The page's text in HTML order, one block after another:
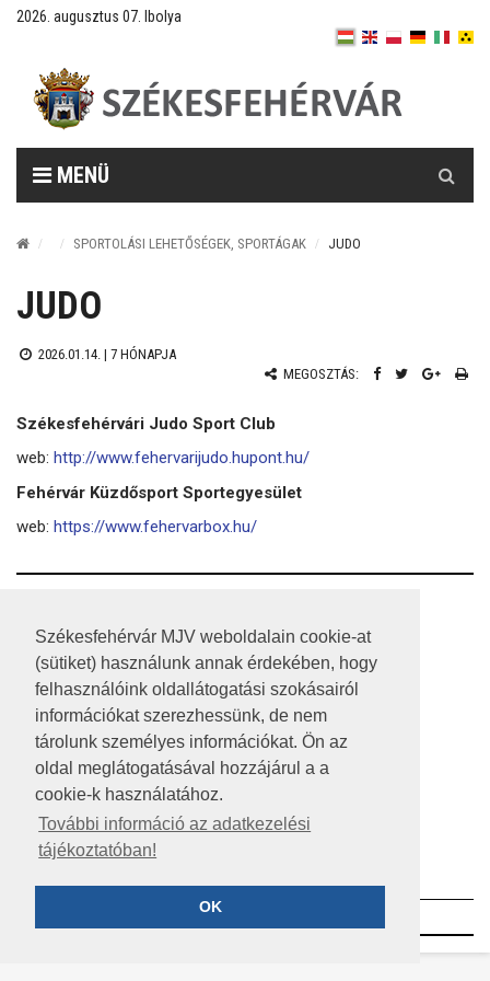
Székesfehérvár MJV weboldalain cookie-at
(sütiket) használunk annak érdekében, hogy
felhasználóink oldallátogatási szokásairól
információkat szerezhessünk, de nem
tárolunk személyes információkat. Ön az
oldal meglátogatásával hozzájárul a a
cookie-k használatához.
További információ az adatkezelési
tájékoztatóban!
OK
2026. augusztus 07. Ibolya
MENÜ
SPORTOLÁSI LEHETŐSÉGEK, SPORTÁGAK JUDO
JUDO
2026.01.14. | 7 HÓNAPJA
MEGOSZTÁS:
Székesfehérvári Judo Sport Club
web: http://www.fehervarijudo.hupont.hu/
Fehérvár Küzdősport Sportegyesület
web: https://www.fehervarbox.hu/
A HONLAP 2017.03.31-I ÁLLAPOTA
JOGI NYILATKOZAT
IMPRESSZUM
MÉDIAAJÁNLAT
KÖZÉRDEKŰ ADATOK
©2023 SZÉKESFEHÉRVÁR MEGYEI JOGÚ VÁROS